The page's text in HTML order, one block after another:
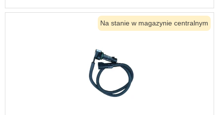
Na stanie w magazynie centralnym